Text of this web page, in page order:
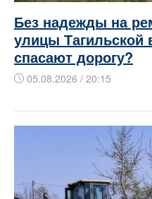
Без надежды на
улицы Тагильской
спасают дорогу?
05.08.2026 / 20:15